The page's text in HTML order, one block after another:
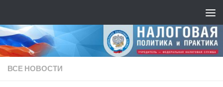
ВСЕ НОВОСТИ